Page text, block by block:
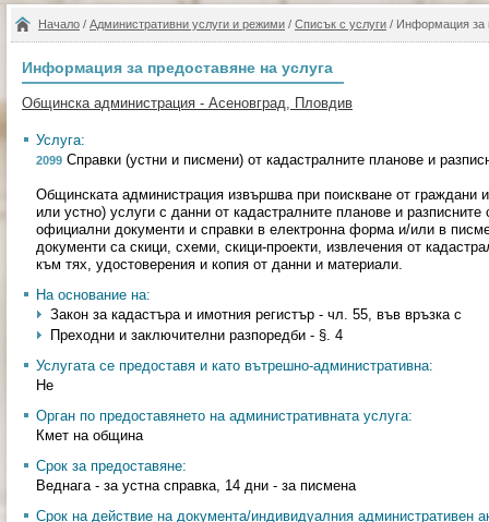
Начало / Административни услуги и режими / Списък с услуги / Информация за
Информация за предоставяне на услуга
Общинска администрация - Асеновград, Пловдив
Услуга:
2099 Справки (устни и писмени) от кадастралните планове и
Общинската администрация извършва при поискване от граждани
или устно) услуги с данни от кадастралните планове и
официални документи и справки в електронна форма и/или в
документи са скици, схеми, скици-проекти, извлечения от
към тях, удостоверения и копия от данни и материали.
На основание на:
Закон за кадастъра и имотния регистър - чл. 55, във връзка с
Преходни и заключителни разпоредби - §. 4
Услугата се предоставя и като вътрешно-административна:
Не
Орган по предоставянето на административната услуга:
Кмет на община
Срок за предоставяне:
Веднага - за устна справка, 14 дни - за писмена
Срок на действие на документа/индивидуалния административен